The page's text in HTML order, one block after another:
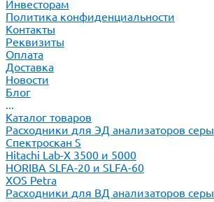
Инвесторам
Политика конфиденциальности
Контакты
Реквизиты
Оплата
Доставка
Новости
Блог
...
Каталог товаров
Расходники для ЭД анализаторов серы
Спектроскан S
Hitachi Lab-X 3500 и 5000
HORIBA SLFA-20 и SLFA-60
XOS Petra
Расходники для ВД анализаторов серы